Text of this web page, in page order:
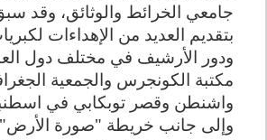
جامعي الخرائط والوثائق، وقد
بتقديم العديد من الإهداءات
ودور الأرشيف في مختلف دول
مكتبة الكونجرس والجمعية
واشنطن وقصر توبكابي في
وإلى جانب خريطة "صورة